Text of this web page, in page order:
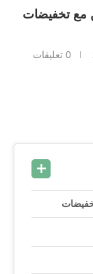
مع تخفيضات
0 تعليقات